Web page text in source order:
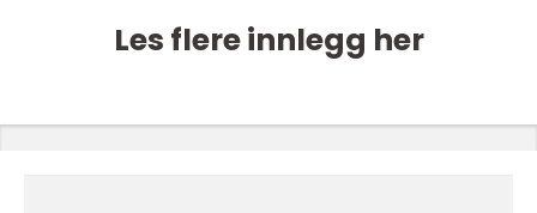
Les flere innlegg her